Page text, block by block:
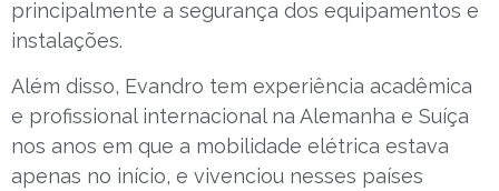
principalmente a segurança dos equipamentos e
instalações.
Além disso, Evandro tem experiência acadêmica
e profissional internacional na Alemanha e Suíça
nos anos em que a mobilidade elétrica estava
apenas no início, e vivenciou nesses países